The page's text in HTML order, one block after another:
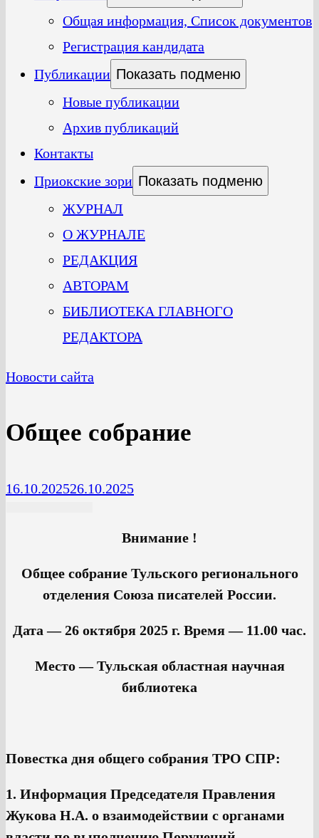
Общая информация, Список документов
Регистрация кандидата
Публикации Показать подменю
Новые публикации
Архив публикаций
Контакты
Приокские зори Показать подменю
ЖУРНАЛ
О ЖУРНАЛЕ
РЕДАКЦИЯ
АВТОРАМ
БИБЛИОТЕКА ГЛАВНОГО
РЕДАКТОРА
Новости сайта
Общее собрание
16.10.202526.10.2025
Внимание !
Общее собрание Тульского регионального
отделения Союза писателей России.
Дата — 26 октября 2025 г. Время — 11.00 час.
Место — Тульская областная научная
библиотека
Повестка дня общего собрания ТРО СПР:
1. Информация Председателя Правления
Жукова Н.А. о взаимодействии с органами